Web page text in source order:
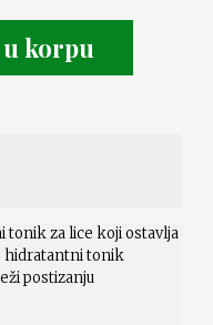
korpu
tonik za lice koji ostavlja
hidratantni tonik
postizanju